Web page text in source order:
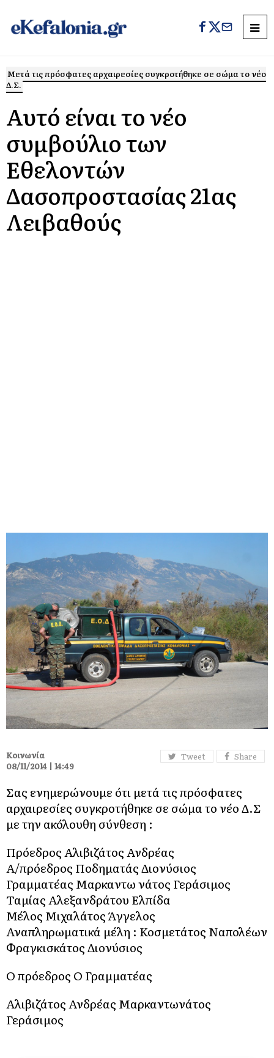
Mετά τις πρόσφατες αρχαιρεσίες συγκροτήθηκε σε σώμα το νέο
Δ.Σ.
Αυτό είναι το νέο
συμβούλιο των
Εθελοντών
Δασοπροστασίας 21ας
Λειβαθούς
Tweet Share
Κοινωνία
08/11/2014 | 14:49
Σας ενημερώνουμε ότι μετά τις πρόσφατες
αρχαιρεσίες συγκροτήθηκε σε σώμα το νέο Δ.Σ
με την ακόλουθη σύνθεση :
Πρόεδρος Αλιβιζάτος Ανδρέας
Α/πρόεδρος Ποδηματάς Διονύσιος
Γραμματέας Μαρκαντω νάτος Γεράσιμος
Ταμίας Αλεξανδράτου Ελπίδα
Μέλος Μιχαλάτος Άγγελος
Αναπληρωματικά μέλη : Κοσμετάτος Ναπολέων
Φραγκισκάτος Διονύσιος
Ο πρόεδρος Ο Γραμματέας
Αλιβιζάτος Ανδρέας Μαρκαντωνάτος
Γεράσιμος